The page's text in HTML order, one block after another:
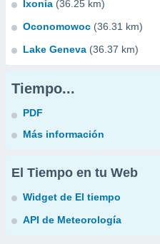
Ixonia (36.25 km)
Oconomowoc (36.31 km)
Lake Geneva (36.37 km)
Tiempo...
PDF
Más información
El Tiempo en tu Web
Widget de El tiempo
API de Meteorología